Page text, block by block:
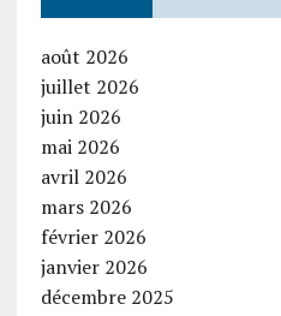
août 2026
juillet 2026
juin 2026
mai 2026
avril 2026
mars 2026
février 2026
janvier 2026
décembre 2025